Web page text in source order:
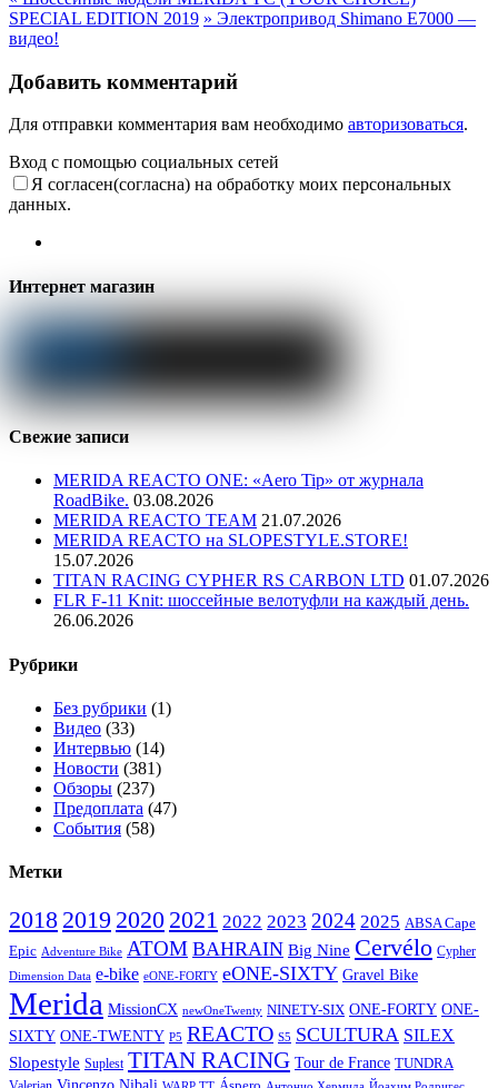
SPECIAL EDITION 2019 » Электропривод Shimano E7000 —
видео!
Добавить комментарий
Для отправки комментария вам необходимо авторизоваться.
Вход с помощью социальных сетей
Я согласен(согласна) на обработку моих персональных
данных.
Интернет магазин
Свежие записи
MERIDA REACTO ONE: «Aero Tip» от журнала
RoadBike. 03.08.2026
MERIDA REACTO TEAM 21.07.2026
MERIDA REACTO на SLOPESTYLE.STORE!
15.07.2026
TITAN RACING CYPHER RS CARBON LTD 01.07.2026
FLR F-11 Knit: шоссейные велотуфли на каждый день.
26.06.2026
Рубрики
Без рубрики (1)
Видео (33)
Интервью (14)
Новости (381)
Обзоры (237)
Предоплата (47)
События (58)
Метки
2018 2019 2020 2021 2022 2023 2024 2025 ABSA Cape
Epic Adventure Bike ATOM BAHRAIN Big Nine Cervélo Cypher
Dimension Data e-bike eONE-FORTY eONE-SIXTY Gravel Bike
Merida MissionCX newOneTwenty NINETY-SIX ONE-FORTY ONE-
SIXTY ONE-TWENTY P5 REACTO S5 SCULTURA SILEX
Slopestyle Suplest TITAN RACING Tour de France TUNDRA